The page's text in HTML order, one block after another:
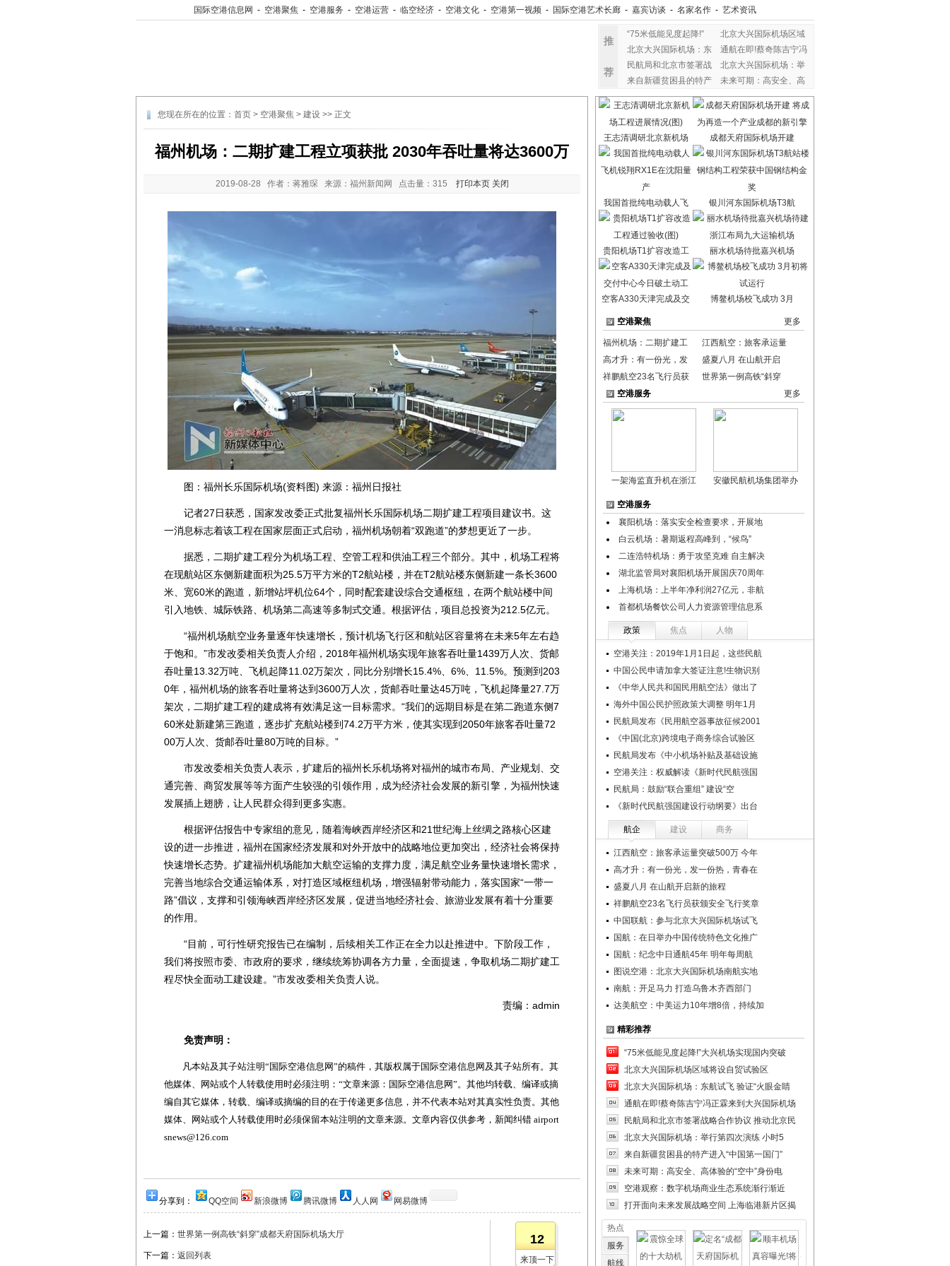
国际空港信息网 - 空港聚焦 - 空港服务 - 空港运营 - 临空经济 - 空港文化 - 空港第一视频 - 国际空港艺术长廊 - 嘉宾访谈 - 名家名作 - 艺术资讯
推
荐
“75米低能见度起降!”
北京大兴国际机场区域
北京大兴国际机场：东
通航在即!蔡奇陈吉宁冯
民航局和北京市签署战
北京大兴国际机场：举
来自新疆贫困县的特产
未来可期：高安全、高
您现在所在的位置： 首页 > 空港聚焦 > 建设 >> 正文
福州机场：二期扩建工程立项获批 2030年吞吐量将达3600万
2019-08-28 作者：蒋雅琛 来源：福州新闻网 点击量： 315 打印本页 关闭
图：福州长乐国际机场(资料图) 来源：福州日报社
记者27日获悉，国家发改委正式批复福州长乐国际机场二期扩建工程项目建议书。这
一消息标志着该工程在国家层面正式启动，福州机场朝着“双跑道”的梦想更近了一步。
据悉，二期扩建工程分为机场工程、空管工程和供油工程三个部分。其中，机场工程将
在现航站区东侧新建面积为25.5万平方米的T2航站楼，并在T2航站楼东侧新建一条长3600
米、宽60米的跑道，新增站坪机位64个，同时配套建设综合交通枢纽，在两个航站楼中间
引入地铁、城际铁路、机场第二高速等多制式交通。根据评估，项目总投资为212.5亿元。
“福州机场航空业务量逐年快速增长，预计机场飞行区和航站区容量将在未来5年左右趋
于饱和。”市发改委相关负责人介绍，2018年福州机场实现年旅客吞吐量1439万人次、货邮
吞吐量13.32万吨、飞机起降11.02万架次，同比分别增长15.4%、6%、11.5%。预测到203
0年，福州机场的旅客吞吐量将达到3600万人次，货邮吞吐量达45万吨，飞机起降量27.7万
架次，二期扩建工程的建成将有效满足这一目标需求。“我们的远期目标是在第二跑道东侧7
60米处新建第三跑道，逐步扩充航站楼到74.2万平方米，使其实现到2050年旅客吞吐量72
00万人次、货邮吞吐量80万吨的目标。”
市发改委相关负责人表示，扩建后的福州长乐机场将对福州的城市布局、产业规划、交
通完善、商贸发展等等方面产生较强的引领作用，成为经济社会发展的新引擎，为福州快速
发展插上翅膀，让人民群众得到更多实惠。
根据评估报告中专家组的意见，随着海峡西岸经济区和21世纪海上丝绸之路核心区建
设的进一步推进，福州在国家经济发展和对外开放中的战略地位更加突出，经济社会将保持
快速增长态势。扩建福州机场能加大航空运输的支撑力度，满足航空业务量快速增长需求，
完善当地综合交通运输体系，对打造区域枢纽机场，增强辐射带动能力，落实国家“一带一
路”倡议，支撑和引领海峡西岸经济区发展，促进当地经济社会、旅游业发展有着十分重要
的作用。
“目前，可行性研究报告已在编制，后续相关工作正在全力以赴推进中。下阶段工作，
我们将按照市委、市政府的要求，继续统筹协调各方力量，全面提速，争取机场二期扩建工
程尽快全面动工建设建。”市发改委相关负责人说。
责编：admin
免责声明：
凡本站及其子站注明“国际空港信息网”的稿件，其版权属于国际空港信息网及其子站所有。其
他媒体、网站或个人转载使用时必须注明：“文章来源：国际空港信息网”。其他均转载、编译或摘
编自其它媒体，转载、编译或摘编的目的在于传递更多信息，并不代表本站对其真实性负责。其他
媒体、网站或个人转载使用时必须保留本站注明的文章来源。文章内容仅供参考，新闻纠错 airport
snews@126.com
分享到： QQ空间 新浪微博 腾讯微博 人人网 网易微博
上一篇： 世界第一例高铁“斜穿”成都天府国际机场大厅
下一篇： 返回列表
12
来顶一下
王志清调研北京新机场 成都天府国际机场开建
我国首批纯电动载人飞 银川河东国际机场T3航
贵阳机场T1扩容改造工 丽水机场待批嘉兴机场
空客A330天津完成及交 博鳌机场校飞成功 3月
空港聚焦 更多
福州机场：二期扩建工
江西航空：旅客承运量
高才升：有一份光，发
盛夏八月 在山航开启
祥鹏航空23名飞行员获
世界第一例高铁“斜穿
空港服务
更多
一架海监直升机在浙江 安徽民航机场集团举办
空港服务
襄阳机场：落实安全检查要求，开展地
白云机场：暑期返程高峰到，“候鸟”
二连浩特机场：勇于攻坚克难 自主解决
湖北监管局对襄阳机场开展国庆70周年
上海机场：上半年净利润27亿元，非航
首都机场餐饮公司人力资源管理信息系
政策 焦点 人物
空港关注：2019年1月1日起，这些民航
中国公民申请加拿大签证注意!生物识别
《中华人民共和国民用航空法》做出了
海外中国公民护照政策大调整 明年1月
民航局发布《民用航空器事故征候2001
《中国(北京)跨境电子商务综合试验区
民航局发布《中小机场补贴及基础设施
空港关注：权威解读《新时代民航强国
民航局：鼓励“联合重组” 建设“空
《新时代民航强国建设行动纲要》出台
航企 建设 商务
江西航空：旅客承运量突破500万 今年
高才升：有一份光，发一份热，青春在
盛夏八月 在山航开启新的旅程
祥鹏航空23名飞行员获颁安全飞行奖章
中国联航：参与北京大兴国际机场试飞
国航：在日举办中国传统特色文化推广
国航：纪念中日通航45年 明年每周航
图说空港：北京大兴国际机场南航实地
南航：开足马力 打造乌鲁木齐西部门
达美航空：中美运力10年增8倍，持续加
精彩推荐
“75米低能见度起降!”大兴机场实现国内突破
北京大兴国际机场区域将设自贸试验区
北京大兴国际机场：东航试飞 验证“火眼金睛
通航在即!蔡奇陈吉宁冯正霖来到大兴国际机场
民航局和北京市签署战略合作协议 推动北京民
北京大兴国际机场：举行第四次演练 小时5
来自新疆贫困县的特产进入“中国第一国门”
未来可期：高安全、高体验的“空中”身份电
空港观察：数字机场商业生态系统渐行渐近
打开面向未来发展战略空间 上海临港新片区揭
热点
服务
航线